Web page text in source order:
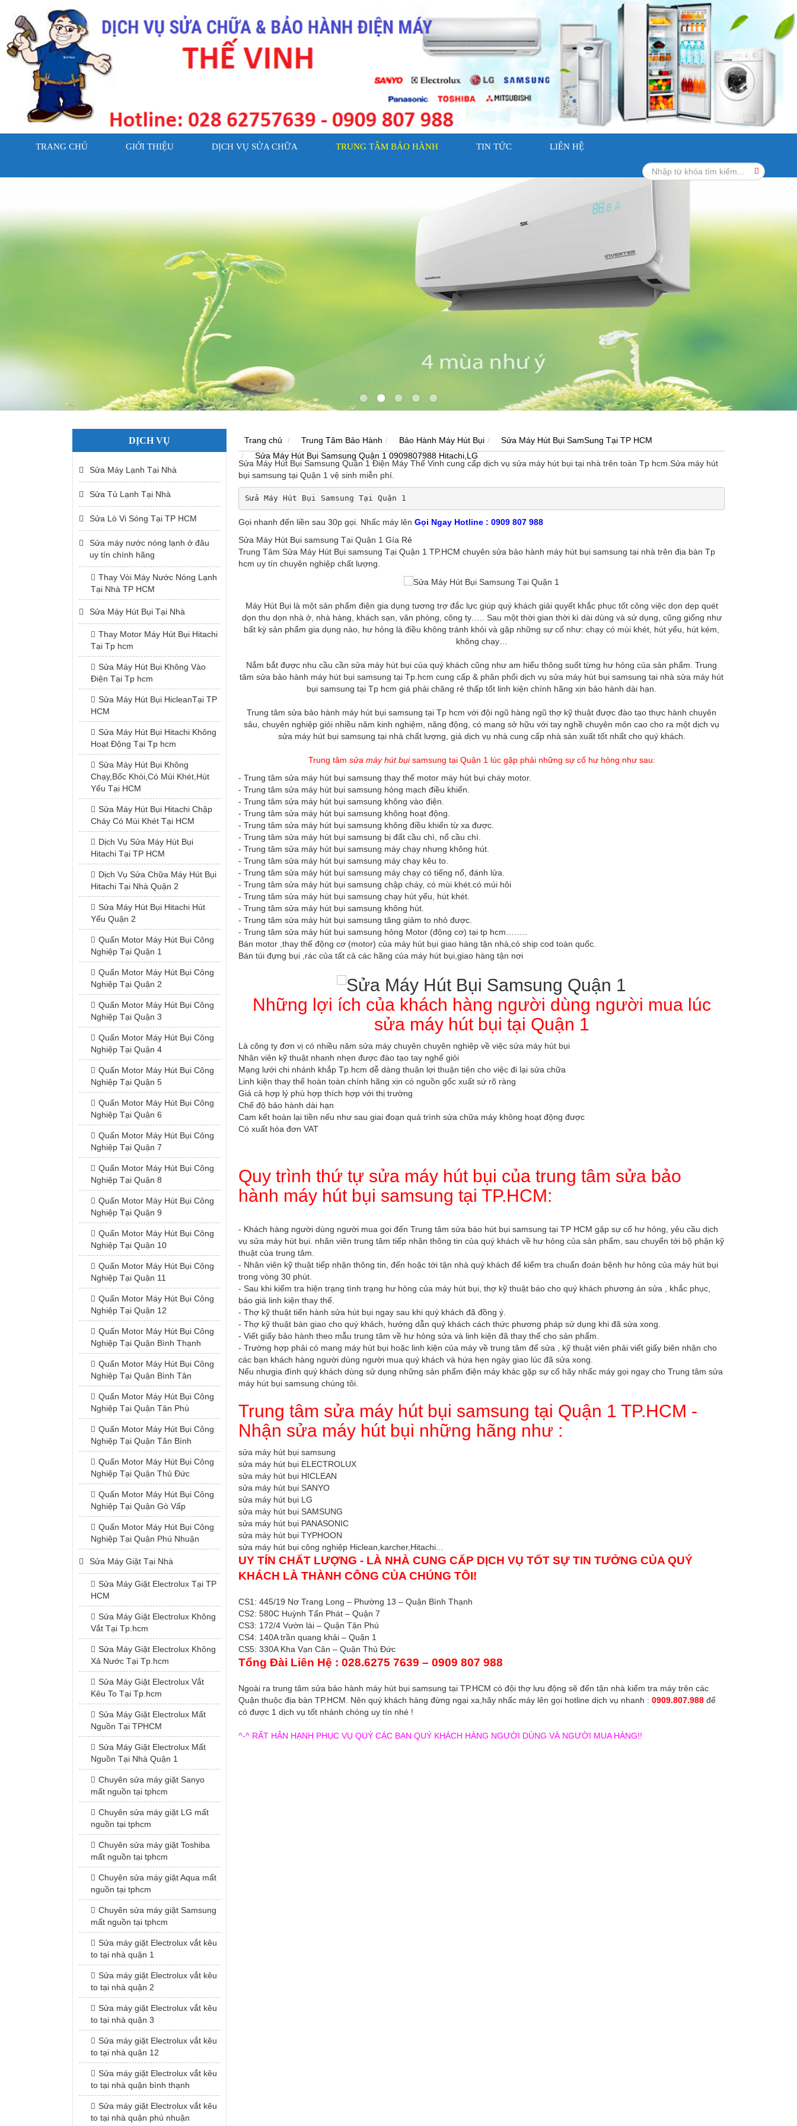
TRANG CHỦ GIỚI THIỆU DỊCH VỤ SỬA CHỮA TRUNG TÂM BẢO HÀNH TIN TỨC LIÊN HỆ
DỊCH VỤ
Sửa Máy Lạnh Tại Nhà
Sửa Tủ Lạnh Tại Nhà
Sửa Lò Vi Sóng Tại TP HCM
Sửa máy nước nóng lạnh ở đâu
uy tín chính hãng
Thay Vòi Máy Nước Nóng Lạnh
Tại Nhà TP HCM
Sửa Máy Hút Bụi Tại Nhà
Thay Motor Máy Hút Bụi Hitachi
Tại Tp hcm
Sửa Máy Hút Bụi Không Vào
Điện Tại Tp hcm
Sửa Máy Hút Bụi HicleanTại TP
HCM
Sửa Máy Hút Bụi Hitachi Không
Hoạt Động Tại Tp hcm
Sửa Máy Hút Bụi Không
Chạy,Bốc Khói,Có Mùi Khét,Hút
Yếu Tại HCM
Sửa Máy Hút Bụi Hitachi Chập
Cháy Có Mùi Khét Tại HCM
Dịch Vụ Sửa Máy Hút Bụi
Hitachi Tại TP HCM
Dịch Vụ Sửa Chữa Máy Hút Bụi
Hitachi Tại Nhà Quận 2
Sửa Máy Hút Bụi Hitachi Hút
Yếu Quận 2
Quấn Motor Máy Hút Bụi Công
Nghiệp Tại Quận 1
Quấn Motor Máy Hút Bụi Công
Nghiệp Tại Quận 2
Quấn Motor Máy Hút Bụi Công
Nghiệp Tại Quận 3
Quấn Motor Máy Hút Bụi Công
Nghiệp Tại Quận 4
Quấn Motor Máy Hút Bụi Công
Nghiệp Tại Quận 5
Quấn Motor Máy Hút Bụi Công
Nghiệp Tại Quận 6
Quấn Motor Máy Hút Bụi Công
Nghiệp Tại Quận 7
Quấn Motor Máy Hút Bụi Công
Nghiệp Tại Quận 8
Quấn Motor Máy Hút Bụi Công
Nghiệp Tại Quận 9
Quấn Motor Máy Hút Bụi Công
Nghiệp Tại Quận 10
Quấn Motor Máy Hút Bụi Công
Nghiệp Tại Quận 11
Quấn Motor Máy Hút Bụi Công
Nghiệp Tại Quận 12
Quấn Motor Máy Hút Bụi Công
Nghiệp Tại Quận Bình Thạnh
Quấn Motor Máy Hút Bụi Công
Nghiệp Tại Quận Bình Tân
Quấn Motor Máy Hút Bụi Công
Nghiệp Tại Quận Tân Phú
Quấn Motor Máy Hút Bụi Công
Nghiệp Tại Quận Tân Bình
Quấn Motor Máy Hút Bụi Công
Nghiệp Tại Quận Thủ Đức
Quấn Motor Máy Hút Bụi Công
Nghiệp Tại Quận Gò Vấp
Quấn Motor Máy Hút Bụi Công
Nghiệp Tại Quận Phú Nhuận
Sửa Máy Giặt Tại Nhà
Sửa Máy Giặt Electrolux Tại TP
HCM
Sửa Máy Giặt Electrolux Không
Vắt Tại Tp.hcm
Sửa Máy Giặt Electrolux Không
Xả Nước Tại Tp.hcm
Sửa Máy Giặt Electrolux Vắt
Kêu To Tại Tp.hcm
Sửa Máy Giặt Electrolux Mất
Nguồn Tại TPHCM
Sửa Máy Giặt Electrolux Mất
Nguồn Tại Nhà Quận 1
Chuyên sửa máy giặt Sanyo
mất nguồn tại tphcm
Chuyên sửa máy giặt LG mất
nguồn tại tphcm
Chuyên sửa máy giặt Toshiba
mất nguồn tại tphcm
Chuyên sửa máy giặt Aqua mất
nguồn tại tphcm
Chuyên sửa máy giặt Samsung
mất nguồn tại tphcm
Sửa máy giặt Electrolux vắt kêu
to tại nhà quận 1
Sửa máy giặt Electrolux vắt kêu
to tại nhà quận 2
Sửa máy giặt Electrolux vắt kêu
to tại nhà quận 3
Sửa máy giặt Electrolux vắt kêu
to tại nhà quận 12
Sửa máy giặt Electrolux vắt kêu
to tại nhà quận bình thạnh
Sửa máy giặt Electrolux vắt kêu
to tại nhà quận phú nhuận
Trang chủ Trung Tâm Bảo Hành Bảo Hành Máy Hút Bụi
Sửa Máy Hút Bụi SamSung Tại TP HCM
Sửa Máy Hút Bụi Samsung Quận 1 0909807988 Hitachi,LG
Sửa Máy Hút Bụi Samsung Quận 1 Điện Máy Thế Vinh cung cấp dịch vụ sửa máy hút bụi tại nhà trên toàn Tp hcm.Sửa máy hút
bụi samsung tại Quận 1 vệ sinh miễn phí.
Sửa Máy Hút Bụi Samsung Tại Quận 1
Gọi nhanh đến liền sau 30p gọi. Nhấc máy lên Gọi Ngay Hotline : 0909 807 988
Sửa Máy Hút Bụi samsung Tại Quận 1 Gía Rẻ
Trung Tâm Sửa Máy Hút Bụi samsung Tại Quận 1 TP.HCM chuyên sửa bảo hành máy hút bụi samsung tại nhà trên địa bàn Tp
hcm uy tín chuyên nghiệp chất lượng.
Máy Hút Bụi là một sản phẩm điện gia dụng tương trợ đắc lực giúp quý khách giải quyết khắc phục tốt công việc dọn dẹp quét
dọn thu dọn nhà ở, nhà hàng, khách sạn, văn phòng, công ty….. Sau một thời gian thời kì dài dùng và sử dụng, cũng giống như
bất kỳ sản phẩm gia dụng nào, hư hỏng là điều không tránh khỏi và gặp những sự cố như: chạy có mùi khét, hút yếu, hút kém,
không chạy…
Nắm bắt được nhu cầu cần sửa máy hút bụi của quý khách cũng như am hiểu thông suốt từng hư hỏng của sản phẩm. Trung
tâm sửa bảo hành máy hút bụi samsung tại Tp.hcm cung cấp & phân phối dịch vụ sửa máy hút bụi samsung tại nhà sửa máy hút
bụi samsung tại Tp hcm giá phải chăng rẻ thấp tốt linh kiện chính hãng xịn bảo hành dài hạn.
Trung tâm sửa bảo hành máy hút bụi samsung tại Tp hcm với đội ngũ hàng ngũ thợ kỹ thuật được đào tạo thực hành chuyên
sâu, chuyên nghiệp giỏi nhiều năm kinh nghiệm, năng động, có mang sở hữu với tay nghề chuyên môn cao cho ra một dịch vụ
sửa máy hút bụi samsung tại nhà chất lượng, giá dịch vụ nhà cung cấp nhà sản xuất tốt nhất cho quý khách.
Trung tâm sửa máy hút bụisamsung tại Quận 1 lúc gặp phải những sự cố hư hỏng như sau:
- Trung tâm sửa máy hút bụi samsung thay thế motor máy hút bụi cháy motor.
- Trung tâm sửa máy hút bụi samsung hỏng mạch điều khiển.
- Trung tâm sửa máy hút bụi samsung không vào điện.
- Trung tâm sửa máy hút bụi samsung không hoạt động.
- Trung tâm sửa máy hút bụi samsung không điều khiển từ xa được.
- Trung tâm sửa máy hút bụi samsung bị đất cầu chì, nổ cầu chì.
- Trung tâm sửa máy hút bụi samsung máy chạy nhưng không hút.
- Trung tâm sửa máy hút bụi samsung máy chạy kêu to.
- Trung tâm sửa máy hút bụi samsung máy chạy có tiếng nổ, đánh lửa.
- Trung tâm sửa máy hút bụi samsung chập cháy, có mùi khét.có múi hôi
- Trung tâm sửa máy hút bụi samsung chạy hút yếu, hút khét.
- Trung tâm sửa máy hút bụi samsung không hút.
- Trung tâm sửa máy hút bụi samsung tăng giảm to nhỏ được.
- Trung tâm sửa máy hút bụi samsung hỏng Motor (động cơ) tại tp hcm……..
Bán motor ,thay thế động cơ (motor) của máy hút bụi giao hàng tận nhà,có ship cod toàn quốc.
Bán túi đựng bụi ,rác của tất cả các hãng của máy hút bụi,giao hàng tận nơi
Những lợi ích của khách hàng người dùng người mua lúc
sửa máy hút bụi tại Quận 1
Là công ty đơn vị có nhiều năm sửa máy chuyên chuyên nghiệp về việc sửa máy hút bụi
Nhân viên kỹ thuật nhanh nhẹn được đào tạo tay nghế giỏi
Mạng lưới chi nhánh khắp Tp.hcm dễ dàng thuận lợi thuận tiện cho việc đi lại sửa chữa
Linh kiện thay thế hoàn toàn chính hãng xịn có nguồn gốc xuất sứ rõ ràng
Giá cả hợp lý phù hợp thích hợp với thị trường
Chế độ bảo hành dài hạn
Cam kết hoàn lại tiền nếu như sau giai đoạn quá trình sửa chữa máy không hoạt động được
Có xuất hóa đơn VAT
Quy trình thứ tự sửa máy hút bụi của trung tâm sửa bảo
hành máy hút bụi samsung tại TP.HCM:
- Khách hàng người dùng người mua gọi đến Trung tâm sửa báo hút bụi samsung tại TP HCM gặp sự cố hư hỏng, yêu cầu dịch
vụ sửa máy hút bụi. nhân viên trung tâm tiếp nhận thông tin của quý khách về hư hỏng của sản phẩm, sau chuyển tới bộ phận kỹ
thuật của trung tâm.
- Nhân viên kỹ thuật tiếp nhận thông tin, đến hoặc tới tận nhà quý khách để kiểm tra chuẩn đoán bệnh hư hỏng của máy hút bụi
trong vòng 30 phút.
- Sau khi kiểm tra hiện trạng tình trạng hư hỏng của máy hút bụi, thợ kỹ thuật báo cho quý khách phương án sửa , khắc phục,
báo giá linh kiện thay thế.
- Thợ kỹ thuật tiến hành sửa hút bụi ngay sau khi quý khách đã đồng ý.
- Thợ kỹ thuật bàn giao cho quý khách, hướng dẫn quý khách cách thức phương pháp sử dụng khi đã sửa xong.
- Viết giấy bảo hành theo mẫu trung tâm về hư hỏng sửa và linh kiện đã thay thế cho sản phẩm.
- Trường hợp phải có mang máy hút bụi hoặc linh kiện của máy về trung tâm để sửa , kỹ thuật viên phải viết giấy biên nhận cho
các bạn khách hàng người dùng người mua quý khách và hứa hẹn ngày giao lúc đã sửa xong.
Nếu nhưgia đình quý khách dùng sử dụng những sản phẩm điện máy khác gặp sự cố hãy nhấc máy gọi ngay cho Trung tâm sửa
máy hút bụi samsung chúng tôi.
Trung tâm sửa máy hút bụi samsung tại Quận 1 TP.HCM -
Nhận sửa máy hút bụi những hãng như :
sửa máy hút bụi samsung
sửa máy hút bụi ELECTROLUX
sửa máy hút bụi HICLEAN
sửa máy hút bụi SANYO
sửa máy hút bụi LG
sửa máy hút bụi SAMSUNG
sửa máy hút bụi PANASONIC
sửa máy hút bụi TYPHOON
sửa máy hút bụi công nghiệp Hiclean,karcher,Hitachi...
UY TÍN CHẤT LƯỢNG - LÀ NHÀ CUNG CẤP DỊCH VỤ TỐT SỰ TIN TƯỞNG CỦA QUÝ
KHÁCH LÀ THÀNH CÔNG CỦA CHÚNG TÔI!
CS1: 445/19 Nơ Trang Long – Phường 13 – Quận Bình Thạnh
CS2: 580C Huỳnh Tấn Phát – Quận 7
CS3: 172/4 Vườn lài – Quận Tân Phú
CS4: 140A trần quang khải – Quận 1
CS5: 330A Kha Vạn Cân – Quận Thủ Đức
Tổng Đài Liên Hệ : 028.6275 7639 – 0909 807 988
Ngoài ra trung tâm sửa bảo hành máy hút bụi samsung tại TP.HCM có đội thợ lưu động sẽ đến tận nhà kiểm tra máy trên các
Quận thuộc địa bàn TP.HCM. Nên quý khách hàng đừng ngại xa,hãy nhấc máy lên gọi hotline dịch vụ nhanh : 0909.807.988 để
có được 1 dịch vụ tốt nhánh chóng uy tín nhé !
^-^ RẤT HÂN HẠNH PHỤC VỤ QUÝ CÁC BẠN QUÝ KHÁCH HÀNG NGƯỜI DÙNG VÀ NGƯỜI MUA HÀNG!!